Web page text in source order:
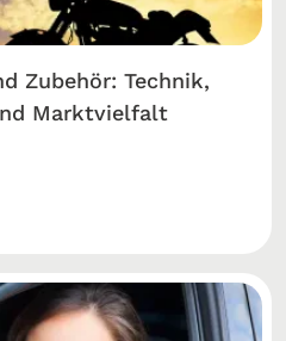
Zubehör: Technik,
Marktvielfalt